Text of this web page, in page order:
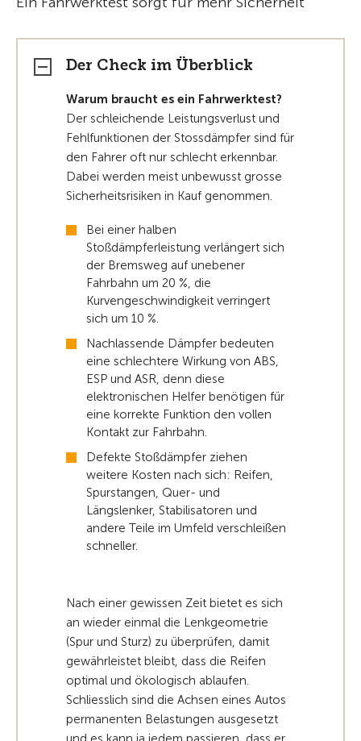
Der Check im Überblick
Warum braucht es ein Fahrwerktest?
Der schleichende Leistungsverlust und
Fehlfunktionen der Stossdämpfer sind für
den Fahrer oft nur schlecht erkennbar.
Dabei werden meist unbewusst grosse
Sicherheitsrisiken in Kauf genommen.
Bei einer halben
Stoßdämpferleistung verlängert sich
der Bremsweg auf unebener
Fahrbahn um 20 %, die
Kurvengeschwindigkeit verringert
sich um 10 %.
Nachlassende Dämpfer bedeuten
eine schlechtere Wirkung von ABS,
ESP und ASR, denn diese
elektronischen Helfer benötigen für
eine korrekte Funktion den vollen
Kontakt zur Fahrbahn.
Defekte Stoßdämpfer ziehen
weitere Kosten nach sich: Reifen,
Spurstangen, Quer- und
Längslenker, Stabilisatoren und
andere Teile im Umfeld verschleißen
schneller.
Nach einer gewissen Zeit bietet es sich
an wieder einmal die Lenkgeometrie
(Spur und Sturz) zu überprüfen, damit
gewährleistet bleibt, dass die Reifen
optimal und ökologisch ablaufen.
Schliesslich sind die Achsen eines Autos
permanenten Belastungen ausgesetzt